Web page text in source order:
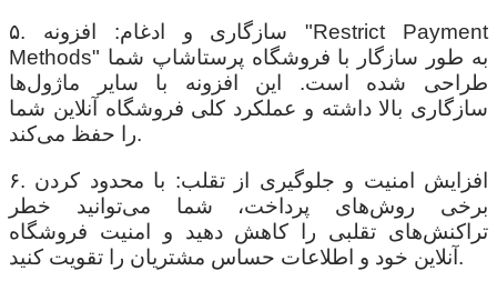
۵. سازگاری و ادغام: افزونه "Restrict Payment
Methods" به طور سازگار با فروشگاه پرستاشاپ شما
طراحی شده است. این افزونه با سایر ماژول‌ها
سازگاری بالا داشته و عملکرد کلی فروشگاه آنلاین شما
را حفظ می‌کند.
۶. افزایش امنیت و جلوگیری از تقلب: با محدود کردن
برخی روش‌های پرداخت، شما می‌توانید خطر
تراکنش‌های تقلبی را کاهش دهید و امنیت فروشگاه
آنلاین خود و اطلاعات حساس مشتریان را تقویت کنید.